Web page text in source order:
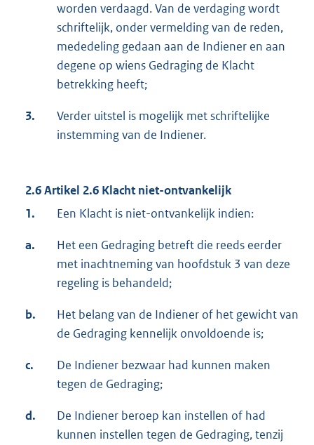
worden verdaagd. Van de verdaging wordt
schriftelijk, onder vermelding van de reden,
mededeling gedaan aan de Indiener en aan
degene op wiens Gedraging de Klacht
betrekking heeft;
3.
Verder uitstel is mogelijk met schriftelijke
instemming van de Indiener.
2.6 Artikel 2.6 Klacht niet-ontvankelijk
1.
Een Klacht is niet-ontvankelijk indien:
a.
Het een Gedraging betreft die reeds eerder
met inachtneming van hoofdstuk 3 van deze
regeling is behandeld;
b.
Het belang van de Indiener of het gewicht van
de Gedraging kennelijk onvoldoende is;
c.
De Indiener bezwaar had kunnen maken
tegen de Gedraging;
d.
De Indiener beroep kan instellen of had
kunnen instellen tegen de Gedraging, tenzij